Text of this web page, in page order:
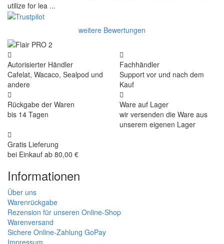
utilize for lea ...
weitere Bewertungen
Autorisierter Händler
Cafelat, Wacaco, Sealpod und
andere
Fachhändler
Support vor und nach dem
Kauf
Rückgabe der Waren
bis 14 Tagen
Ware auf Lager
wir versenden die Ware aus
unserem eigenen Lager
Gratis Lieferung
bei Einkauf ab 80,00 €
Informationen
Über uns
Warenrückgabe
Rezension für unseren Online-Shop
Warenversand
Sichere Online-Zahlung GoPay